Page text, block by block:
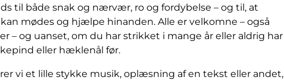
til både snak og nærvær, ro og fordybelse – og til, at
mødes og hjælpe hinanden. Alle er velkomne – også
– og uanset, om du har strikket i mange år eller aldrig har
eller hæklenål før.
vi et lille stykke musik, oplæsning af en tekst eller andet,